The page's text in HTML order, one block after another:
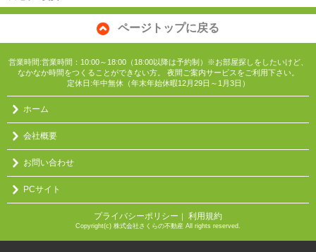
ページトップに戻る
営業時間:営業時間：10:00～18:00（18:00以降は予約制）※お部屋探しをしたいけど、
なかなか時間をつくることができない方。 夜間ご案内サービスをご利用下さい。
定休日:年中無休（年末年始休暇12月29日～1月3日）
ホーム
会社概要
お問い合わせ
PCサイト
プライバシーポリシー ｜ 利用規約
Copyright(c) 株式会社さくらの不動産 All rights reserved.